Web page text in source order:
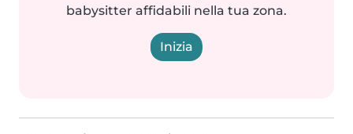
babysitter affidabili nella tua zona.
Inizia